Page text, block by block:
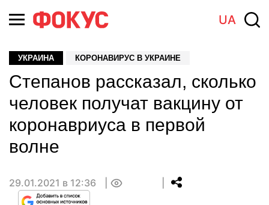
UA
УКРАИНА КОРОНАВИРУС В УКРАИНЕ
Степанов рассказал, сколько
человек получат вакцину от
коронавриуса в первой
волне
29.01.2021 в 12:36